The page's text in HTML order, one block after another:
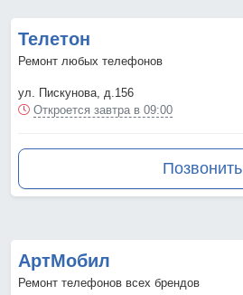
Телетон
Ремонт любых телефонов
ул. Пискунова, д.156
Откроется завтра в 09:00
Позвонить
АртМобил
Ремонт телефонов всех брендов